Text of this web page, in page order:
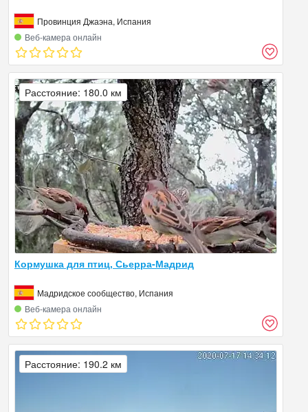
Провинция Джаэна, Испания
Веб‑камера онлайн
Кормушка для птиц, Сьерра-Мадрид
Мадридское сообщество, Испания
Веб‑камера онлайн
Расстояние: 180.0 км
Расстояние: 190.2 км